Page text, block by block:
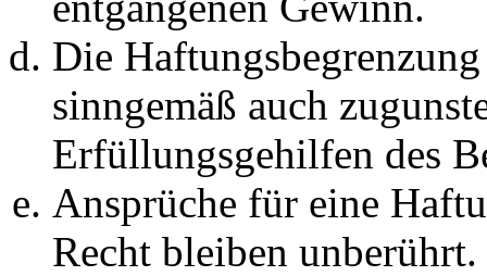
Die
sinngemäß auch
Erfüllungsgehilfen des
Ansprüche für eine
Recht bleiben unberührt.